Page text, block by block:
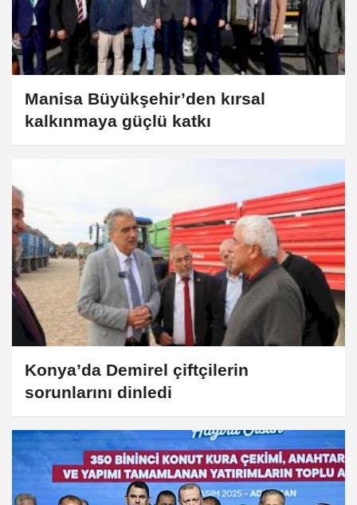
Manisa Büyükşehir’den kırsal
kalkınmaya güçlü katkı
Konya’da Demirel çiftçilerin
sorunlarını dinledi